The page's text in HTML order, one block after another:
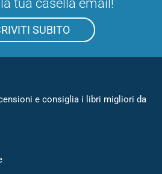
tua casella email!
SUBITO
e consiglia i libri migliori da